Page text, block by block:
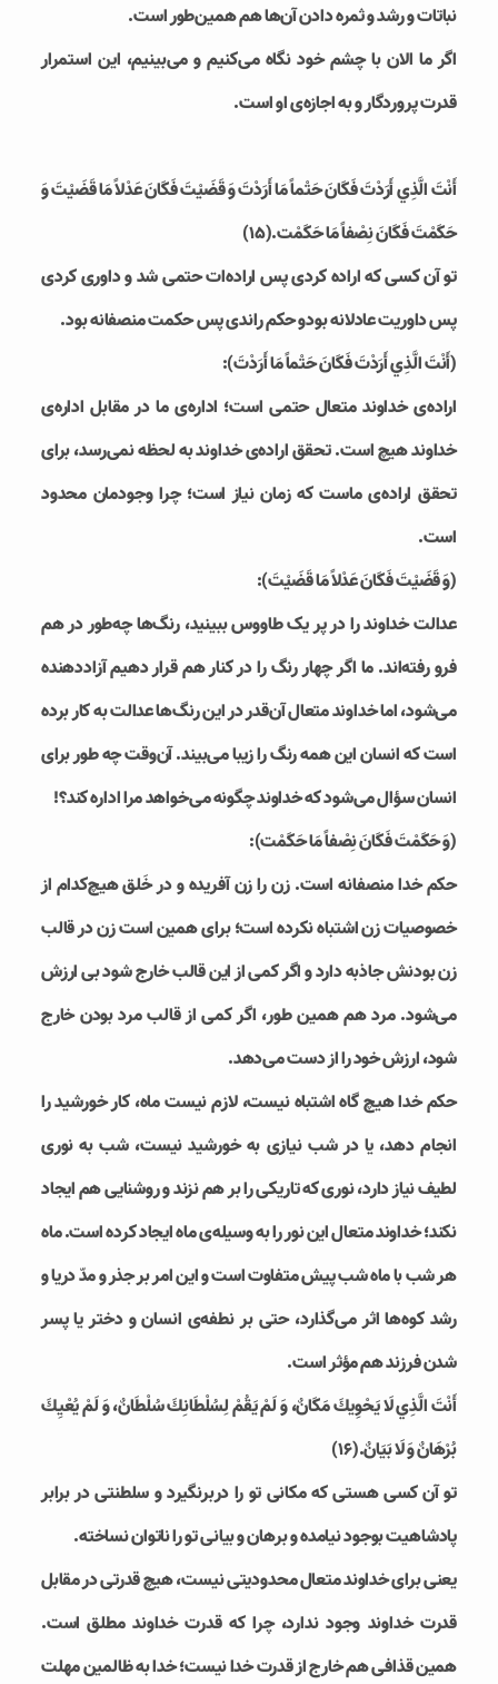
نباتات و رشد و ثمره دادن آن‌ها هم همین‌طور است.
اگر ما الان با چشم خود نگاه می‌کنیم و می‌بینیم، این استمرار
قدرت پروردگار و به اجازه‌ی او است.
أَنْتَ الَّذِي أَرَدْتَ فَكَانَ حَتْماً مَا أَرَدْتَ وَ قَضَيْتَ فَكَانَ عَدْلاً مَا قَضَيْتَ وَ
حَكَمْتَ فَكَانَ نِصْفاً مَا حَكَمْت.(۱۵)
تو آن کسی که اراده کردی پس اراده‌ات حتمی شد و داوری کردی
پس داوریت عادلانه بودو حکم راندی پس حکمت منصفانه بود.
(أَنْتَ الَّذِي أَرَدْتَ فَكَانَ حَتْماً مَا أَرَدْتَ):
اراده‌ی خداوند متعال حتمی است؛ اداره‌ی ما در مقابل اداره‌ی
خداوند هیچ است. تحقق اراده‌ی خداوند به لحظه نمی‌رسد، برای
تحقق اراده‌ی ماست که زمان نیاز است؛ چرا وجودمان محدود
است.
(وَ قَضَيْتَ فَكَانَ عَدْلاً مَا قَضَيْتَ):
عدالت خداوند را در پر یک طاووس ببینید، رنگ‌ها چه‌طور در هم
فرو رفته‌اند. ما اگر چهار رنگ را در کنار هم قرار دهیم آزاددهنده
می‌شود، اما خداوند متعال آن‌قدر در این رنگ‌ها عدالت به کار برده
است که انسان این همه رنگ را زیبا می‌بیند. آن‌وقت چه ‌طور برای
انسان سؤال می‌شود که خداوند چگونه می‌خواهد مرا اداره کند؟!
(وَ حَكَمْتَ فَكَانَ نِصْفاً مَا حَكَمْت):
حکم خدا منصفانه است. زن را زن آفریده و در خَلق هیچ‌کدام از
خصوصیات زن اشتباه نکرده است؛ برای همین است زن در قالب
زن بودنش جاذبه دارد و اگر کمی از این قالب خارج شود بی ارزش
می‌شود. مرد هم همین طور، اگر کمی از قالب مرد بودن خارج
شود، ارزش خود را از دست می‌دهد.
حکم خدا هیچ گاه اشتباه نیست، لازم نیست ماه، کار خورشید را
انجام دهد، یا در شب نیازی به خورشید نیست، شب به نوری
لطیف نیاز دارد، نوری که تاریکی را بر هم نزند و روشنایی هم ایجاد
نکند؛ خداوند متعال این نور را به وسیله‌ی ماه ایجاد کرده است. ماه
هر شب با ماه شب پیش متفاوت است و این امر بر جذر و مدّ دریا و
رشد کوه‌ها اثر می‌گذارد، حتی بر نطفه‌ی انسان و دختر یا پسر
شدن فرزند هم مؤثر است.
أَنْتَ الَّذِي لَا يَحْوِيكَ مَكَانٌ، وَ لَمْ يَقُمْ لِسُلْطَانِكَ سُلْطَانٌ، وَ لَمْ يُعْيِكَ
بُرْهَانٌ وَ لَا بَيَانٌ.(۱۶)
تو آن کسی هستی که مکانی تو را دربرنگیرد و سلطنتی در برابر
پادشاهیت بوجود نیامده و برهان و بیانی تو را ناتوان نساخته.
یعنی برای خداوند متعال محدودیتی نیست، هیچ قدرتی در مقابل
قدرت خداوند وجود ندارد، چرا که قدرت خداوند مطلق است.
همین قذافی هم خارج از قدرت خدا نیست؛ خدا به ظالمین مهلت